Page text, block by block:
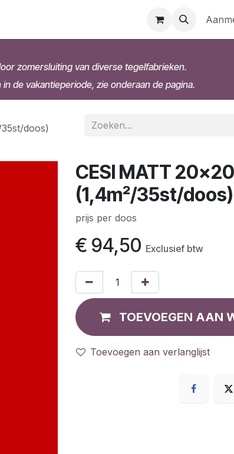
zomersluiting van diverse tegelfabrieken.
de vakantieperiode, zie onderaan de pagina.
doos)
CESI MATT
(1,4m²/35st/doos)
prijs per doos
€ 94,50 Exclusief btw
TOEVOEGEN AAN
Toevoegen aan verlanglijst